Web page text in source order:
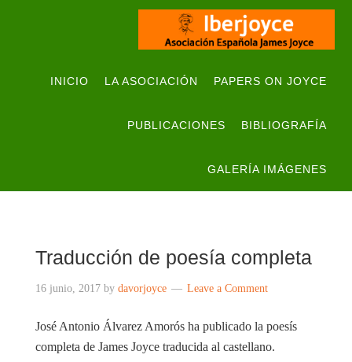
INICIO LA ASOCIACIÓN PAPERS ON JOYCE
PUBLICACIONES BIBLIOGRAFÍA
GALERÍA IMÁGENES
Traducción de poesía completa
16 junio, 2017by davorjoyce Leave a Comment
José Antonio Álvarez Amorós ha publicado la poesís
completa de James Joyce traducida al castellano.